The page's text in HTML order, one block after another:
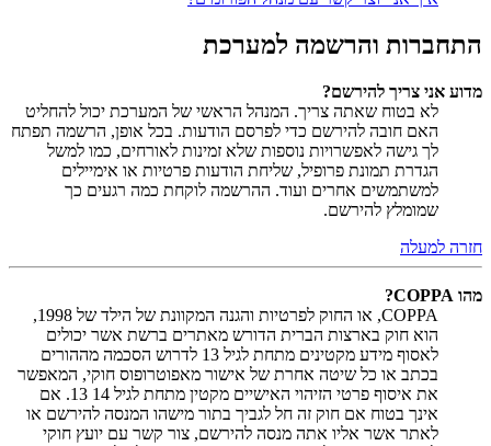
התחברות והרשמה למערכת
מדוע אני צריך להירשם?
לא בטוח שאתה צריך. המנהל הראשי של המערכת יכול להחליט
האם חובה להירשם כדי לפרסם הודעות. בכל אופן, הרשמה תפתח
לך גישה לאפשרויות נוספות שלא זמינות לאורחים, כמו למשל
הגדרת תמונת פרופיל, שליחת הודעות פרטיות או אימיילים
למשתמשים אחרים ועוד. ההרשמה לוקחת כמה רגעים כך
שמומלץ להירשם.
חזרה למעלה
מהו COPPA?
COPPA, או החוק לפרטיות והגנה המקוונת של הילד של 1998,
הוא חוק בארצות הברית הדורש מאתרים ברשת אשר יכולים
לאסוף מידע מקטינים מתחת לגיל 13 לדרוש הסכמה מההורים
בכתב או כל שיטה אחרת של אישור מאפוטרופוס חוקי, המאפשר
את איסוף פרטי הזיהוי האישיים מקטין מתחת לגיל 14 13. אם
אינך בטוח אם חוק זה חל לגביך בתור מישהו המנסה להירשם או
לאתר אשר אליו אתה מנסה להירשם, צור קשר עם יועץ חוקי